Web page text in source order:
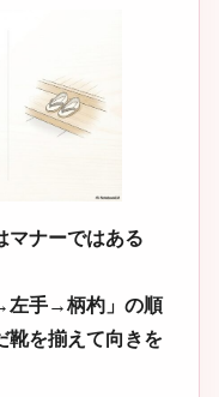
マナーではある
手→柄杓」の順
靴を揃えて向きを